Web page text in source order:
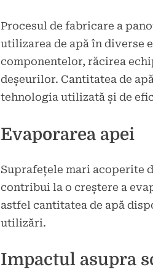
Procesul de fabricare a
utilizarea de apă în diverse
componentelor, răcirea
deșeurilor. Cantitatea de
tehnologia utilizată și de
Evaporarea apei
Suprafețele mari acoperite
contribui la o creștere a
astfel cantitatea de apă
utilizări.
Impactul asupra